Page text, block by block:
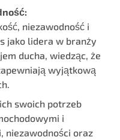
niezawodność i
jako lidera w branży
ducha, wiedząc, że
wyjątkową
swoich potrzeb
i
niezawodności oraz